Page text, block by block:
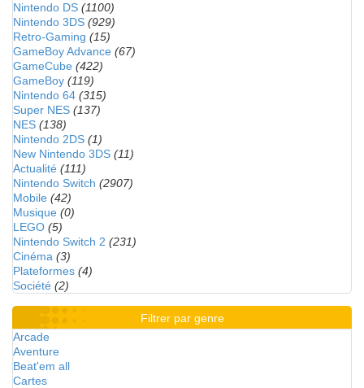
Nintendo DS (1100)
Nintendo 3DS (929)
Retro-Gaming (15)
GameBoy Advance (67)
GameCube (422)
GameBoy (119)
Nintendo 64 (315)
Super NES (137)
NES (138)
Nintendo 2DS (1)
New Nintendo 3DS (11)
Actualité (111)
Nintendo Switch (2907)
Mobile (42)
Musique (0)
LEGO (5)
Nintendo Switch 2 (231)
Cinéma (3)
Plateformes (4)
Société (2)
Filtrer par genre
Arcade
Aventure
Beat'em all
Cartes